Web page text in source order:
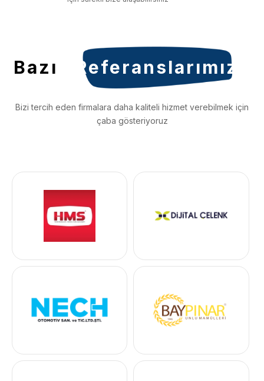
Bazı Referanslarımız
Bizi tercih eden firmalara daha kaliteli hizmet verebilmek için
çaba gösteriyoruz